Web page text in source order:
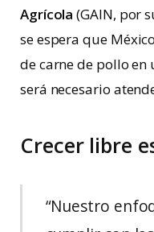
Agrícola (GAIN, por
se espera que
de carne de pollo en
será necesario
Crecer libre
“Nuestro